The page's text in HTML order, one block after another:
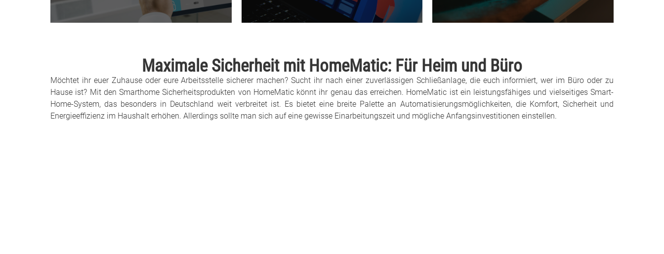
Maximale Sicherheit mit HomeMatic: Für Heim und Büro
Möchtet ihr euer Zuhause oder eure Arbeitsstelle sicherer machen? Sucht ihr nach einer zuverlässigen Schließanlage, die euch informiert, wer im Büro oder zu
Hause ist? Mit den Smarthome Sicherheitsprodukten von HomeMatic könnt ihr genau das erreichen. HomeMatic ist ein leistungsfähiges und vielseitiges Smart-
Home-System, das besonders in Deutschland weit verbreitet ist. Es bietet eine breite Palette an Automatisierungsmöglichkeiten, die Komfort, Sicherheit und
Energieeffizienz im Haushalt erhöhen. Allerdings sollte man sich auf eine gewisse Einarbeitungszeit und mögliche Anfangsinvestitionen einstellen.